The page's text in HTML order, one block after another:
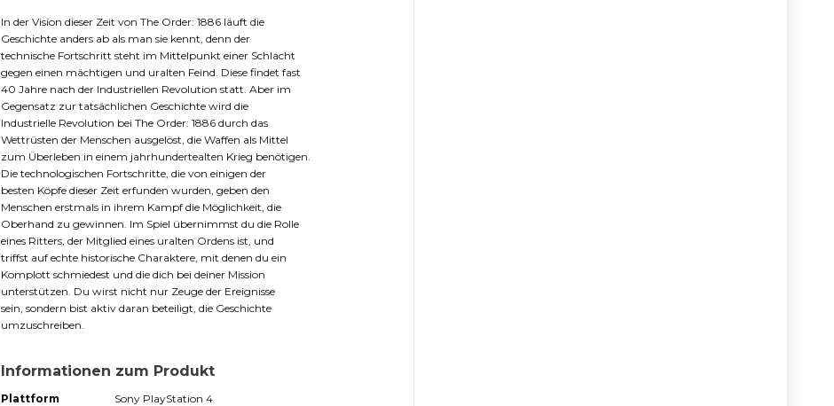
In der Vision dieser Zeit von The Order: 1886 läuft die
Geschichte anders ab als man sie kennt, denn der
technische Fortschritt steht im Mittelpunkt einer Schlacht
gegen einen mächtigen und uralten Feind. Diese findet fast
40 Jahre nach der Industriellen Revolution statt. Aber im
Gegensatz zur tatsächlichen Geschichte wird die
Industrielle Revolution bei The Order: 1886 durch das
Wettrüsten der Menschen ausgelöst, die Waffen als Mittel
zum Überleben in einem jahrhundertealten Krieg benötigen.
Die technologischen Fortschritte, die von einigen der
besten Köpfe dieser Zeit erfunden wurden, geben den
Menschen erstmals in ihrem Kampf die Möglichkeit, die
Oberhand zu gewinnen. Im Spiel übernimmst du die Rolle
eines Ritters, der Mitglied eines uralten Ordens ist, und
triffst auf echte historische Charaktere, mit denen du ein
Komplott schmiedest und die dich bei deiner Mission
unterstützen. Du wirst nicht nur Zeuge der Ereignisse
sein, sondern bist aktiv daran beteiligt, die Geschichte
umzuschreiben.
Informationen zum Produkt
Plattform
Sony PlayStation 4